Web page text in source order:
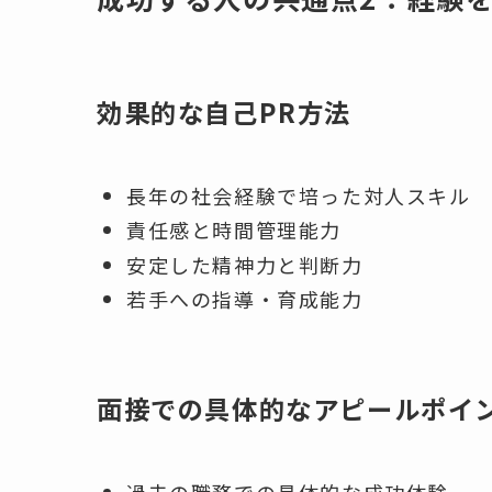
効果的な自己PR方法
長年の社会経験で培った対人スキル
責任感と時間管理能力
安定した精神力と判断力
若手への指導・育成能力
面接での具体的なアピールポイ